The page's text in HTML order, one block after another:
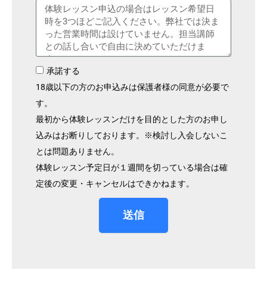
承諾する
18歳以下の方のお申込みは保護者様の同意が必要で
す。
最初から体験レッスンだけを目的とした方のお申し
込みはお断りしております。※検討し入会しないこ
とは問題ありません。
体験レッスン予定日が１週間を切っている場合は確
定後の変更・キャンセルはできかねます。
送信